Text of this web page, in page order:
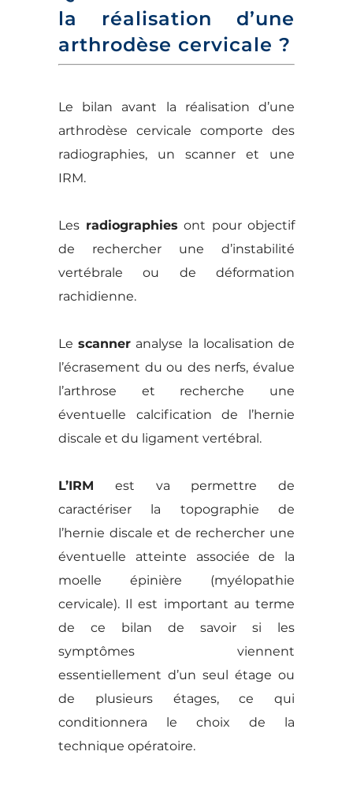
la réalisation d’une
arthrodèse cervicale ?
Le bilan avant la réalisation d’une
arthrodèse cervicale comporte des
radiographies, un scanner et une
IRM.
Les radiographies ont pour objectif
de rechercher une d’instabilité
vertébrale ou de déformation
rachidienne.
Lescanner analyse la localisation de
l’écrasement du ou des nerfs, évalue
l’arthrose et recherche une
éventuelle calcification de l’hernie
discale et du ligament vertébral.
L’IRM est va permettre de
caractériser la topographie de
l’hernie discale et de rechercher une
éventuelle atteinte associée de la
moelle épinière (myélopathie
cervicale). Il est important au terme
de ce bilan de savoir si les
symptômes viennent
essentiellement d’un seul étage ou
de plusieurs étages, ce qui
conditionnera le choix de la
technique opératoire.